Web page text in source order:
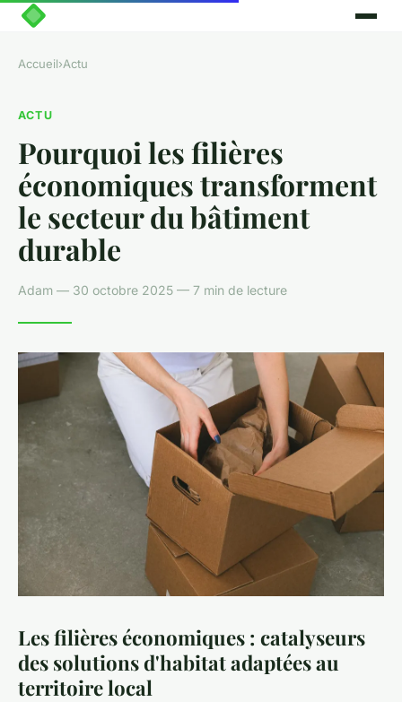
Accueil›Actu
ACTU
Pourquoi les filières
économiques transforment
le secteur du bâtiment
durable
Adam — 30 octobre 2025 — 7 min de lecture
Les filières économiques : catalyseurs
des solutions d'habitat adaptées au
territoire local